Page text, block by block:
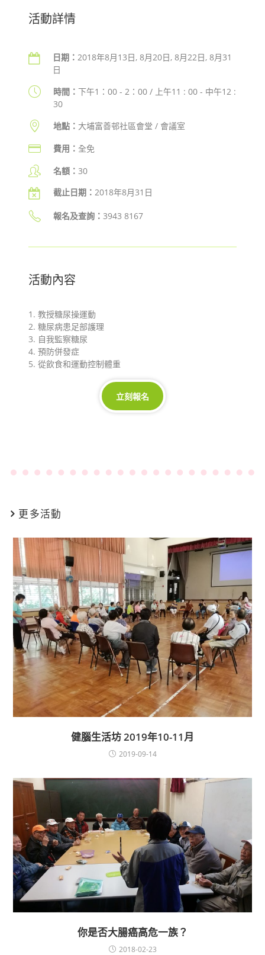
活動詳情
日期： 2018年8月13日, 8月20日, 8月22日, 8月31
日
時間： 下午1：00 - 2：00 / 上午11 : 00 - 中午12 :
30
地點： 大埔富善邨社區會堂 / 會議室
費用： 全免
名額： 30
截止日期： 2018年8月31日
報名及查詢： 3943 8167
活動內容
1. 教授糖尿操運動
2. 糖尿病患足部護理
3. 自我監察糖尿
4. 預防併發症
5. 從飲食和運動控制體重
立刻報名
更多活動
健腦生活坊 2019年10-11月
2019-09-14
你是否大腸癌高危一族？
2018-02-23